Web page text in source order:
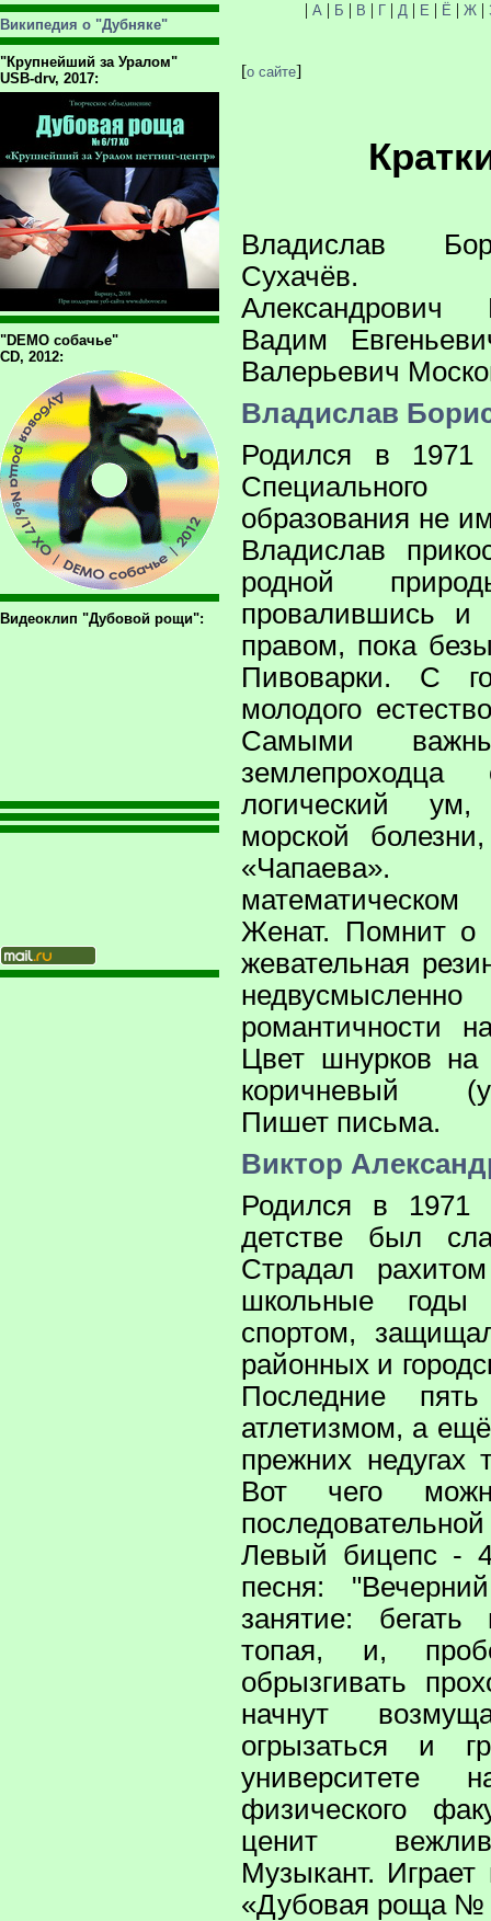
Википедия о "Дубняке"
"Крупнейший за Уралом"
USB-drv, 2017:
"DEMO собачье"
CD, 2012:
Видеоклип "Дубовой рощи":
| А | Б | В | Г| Д | Е | Ё | Ж|
[о сайте]
Владислав
Сухачёв.
Александрович
Вадим
Валерьевич
Владислав
Родился в 1971
Специального
образования не
Владислав
родной
провалившись и
правом, пока
Пивоварки. С
молодого
Самыми
землепроходца
логический
морской
Женат. Помнит о
жевательная
романтичности
Цвет шнурков на
коричневый
Пишет письма.
Виктор
Родился в 1971
детстве был
Страдал
школьные годы
спортом,
районных и
Последние
атлетизмом, а
прежних недугах
Вот чего
Левый бицепс -
песня:
занятие:
топая, и,
обрызгивать
начнут
огрызаться и
университете
физического
ценит
Музыкант. Играет
«Дубовая роща №